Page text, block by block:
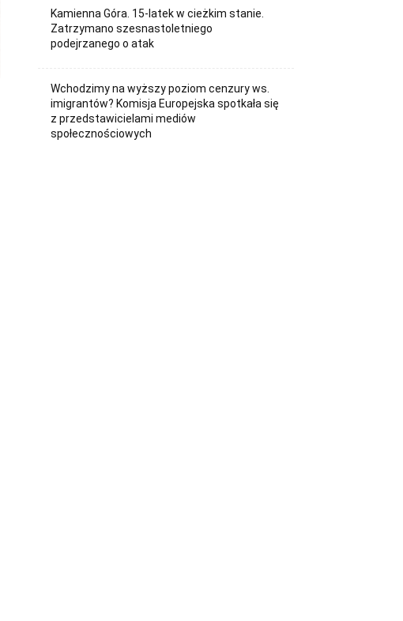
Kamienna Góra. 15-latek w cieżkim stanie.
Zatrzymano szesnastoletniego
podejrzanego o atak
Wchodzimy na wyższy poziom cenzury ws.
imigrantów? Komisja Europejska spotkała się
z przedstawicielami mediów
społecznościowych